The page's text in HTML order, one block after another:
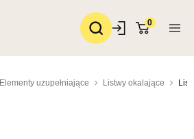
0
Elementy uzupełniające Listwy okalające